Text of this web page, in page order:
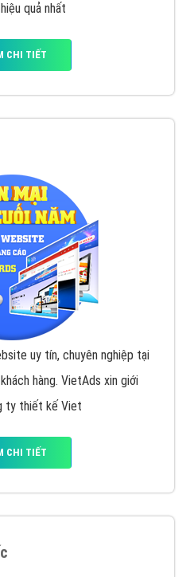
quả nhất
CHI TIẾT
uy tín, chuyên nghiệp tại
hàng. VietAds xin giới
ty thiết kế Viet
CHI TIẾT